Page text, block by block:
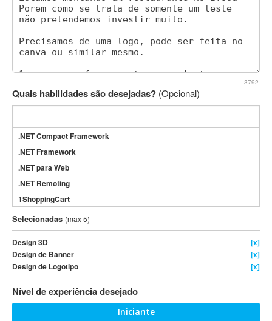
3792
Quais habilidades são desejadas? (Opcional)
.NET Compact Framework
.NET Framework
.NET para Web
.NET Remoting
1ShoppingCart
3DS Max
3GSM
4D Dimension
802.11
A-GPS
Selecionadas (max 5)
Design 3D
[x]
Design de Banner
[x]
Design de Logotipo
[x]
Nível de experiência desejado
Iniciante